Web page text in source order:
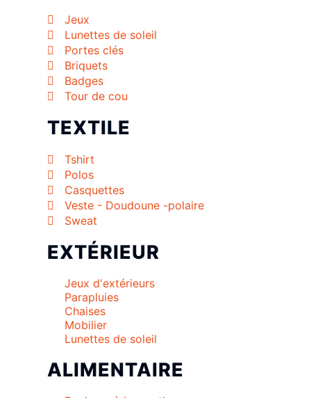
Jeux
Lunettes de soleil
Portes clés
Briquets
Badges
Tour de cou
TEXTILE
Tshirt
Polos
Casquettes
Veste - Doudoune -polaire
Sweat
EXTÉRIEUR
Jeux d'extérieurs
Parapluies
Chaises
Mobilier
Lunettes de soleil
ALIMENTAIRE